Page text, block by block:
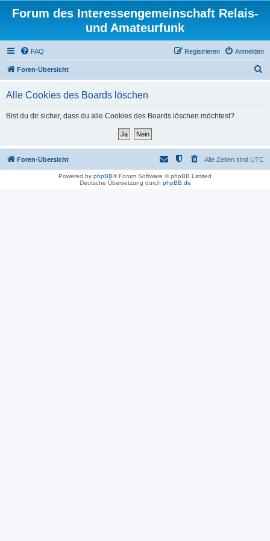
Forum des Interessengemeinschaft Relais-
und Amateurfunk
FAQ Anmelden
Registrieren
Foren-Übersicht
Alle Cookies des Boards löschen
Bist du dir sicher, dass du alle Cookies des Boards löschen möchtest?
Foren-Übersicht Alle Zeiten sind UTC
Powered by phpBB® Forum Software © phpBB Limited
Deutsche Übersetzung durch phpBB.de